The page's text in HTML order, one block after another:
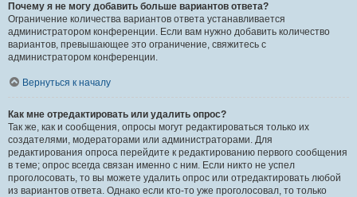
Почему я не могу добавить больше вариантов ответа?
Ограничение количества вариантов ответа устанавливается
администратором конференции. Если вам нужно добавить количество
вариантов, превышающее это ограничение, свяжитесь с
администратором конференции.
Вернуться к началу
Как мне отредактировать или удалить опрос?
Так же, как и сообщения, опросы могут редактироваться только их
создателями, модераторами или администраторами. Для
редактирования опроса перейдите к редактированию первого сообщения
в теме; опрос всегда связан именно с ним. Если никто не успел
проголосовать, то вы можете удалить опрос или отредактировать любой
из вариантов ответа. Однако если кто-то уже проголосовал, то только